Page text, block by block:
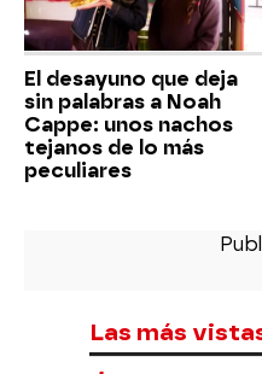
El desayuno que deja
sin palabras a Noah
Cappe: unos nachos
tejanos de lo más
peculiares
Las más